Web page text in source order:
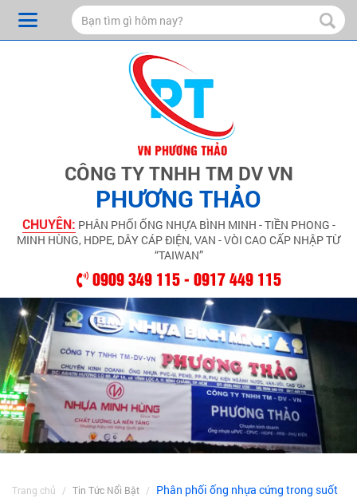
CÔNG TY TNHH TM DV VN
PHƯƠNG THẢO
CHUYÊN: PHÂN PHỐI ỐNG NHỰA BÌNH MINH - TIỀN PHONG -
MINH HÙNG, HDPE, DÂY CÁP ĐIỆN, VAN - VÒI CAO CẤP NHẬP TỪ
“TAIWAN”
0909 349 115 - 0917 449 115
Trang chủ Tin Tức Nổi Bật Phân phối ống nhựa cứng trong suốt